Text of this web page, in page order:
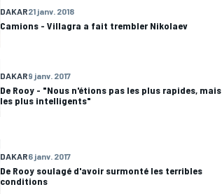
DAKAR21 janv. 2018
Camions - Villagra a fait trembler Nikolaev
DAKAR9 janv. 2017
De Rooy - "Nous n'étions pas les plus rapides, mais
les plus intelligents"
DAKAR6 janv. 2017
De Rooy soulagé d'avoir surmonté les terribles
conditions